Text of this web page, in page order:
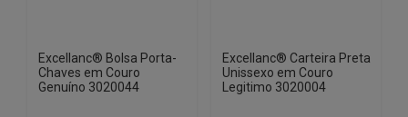
Excellanc® Bolsa Porta-
Chaves em Couro
Genuíno 3020044
Excellanc® Carteira Preta
Unissexo em Couro
Legitimo 3020004